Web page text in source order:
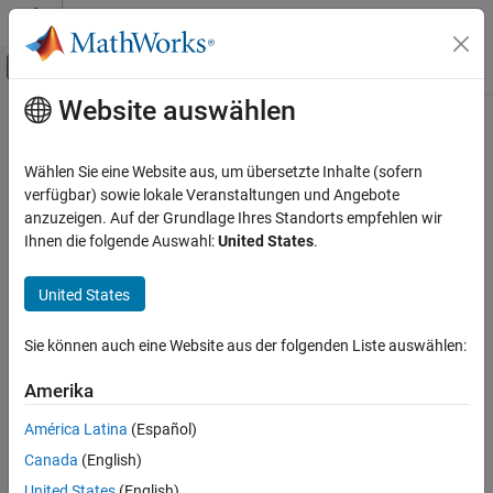
Weiter zum Inhalt
Umschaltung für Off-Canvas-
Startseite der Dokumentation
MATLAB Coder
Code Generation
Code Generation Fundamentals
Configuring Code Generation
Description
Programmatic Use
Version History
See Also
Hauptinhalt
Specify profiling save options
Collection and storage of execution-time measurements
Since R2023a
Description
App Configuration Pane:
measurements.
All data
Website auswählen
Wählen Sie eine Website aus, um übersetzte Inhalte (sofern
verfügbar) sowie lokale Veranstaltungen und Angebote
anzuzeigen. Auf der Grundlage Ihres Standorts empfehlen wir
Ihnen die folgende Auswahl:United States.
United States
Sie können auch eine Website aus der folgenden Liste auswählen:
Amerika
América Latina (Español)
Canada (English)